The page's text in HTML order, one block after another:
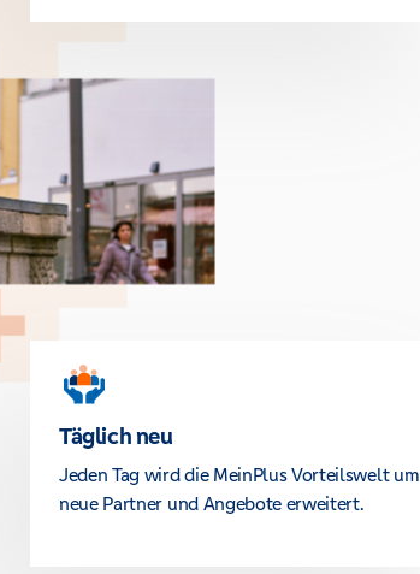
Täglich neu
Jeden Tag wird die MeinPlus Vorteilswelt um
neue Partner und Angebote erweitert.